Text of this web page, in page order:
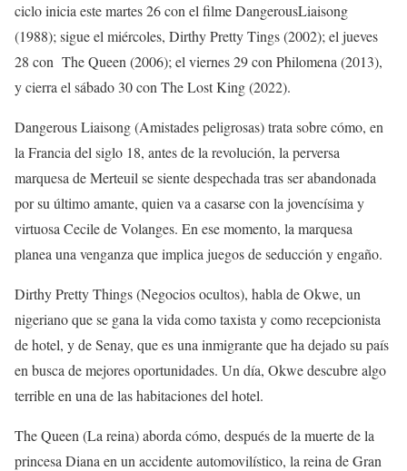
ciclo inicia este martes 26con el filmeDangerousLiaisong
(1988); sigue el miércoles, DirthyPrettyTings(2002); el jueves
28 con TheQueen (2006); el viernes29con Philomena (2013),
y cierra el sábado 30con TheLostKing(2022).
DangerousLiaisong(Amistades peligrosas) trata sobre cómo, en
la Francia del siglo 18, antes de la revolución, la perversa
marquesa deMerteuil se siente despechada tras ser abandonada
por su último amante, quien va a casarse con la jovencísima y
virtuosa CeciledeVolanges. En ese momento, la marquesa
planea una venganza que implica juegos de seducción y engaño.
DirthyPrettyThings(Negocios ocultos), habla deOkwe, un
nigeriano que se gana la vida como taxista y como recepcionista
de hotel, ydeSenay, quees una inmigrante que ha dejado su país
en busca de mejores oportunidades. Un día, Okwedescubre algo
terrible en una de las habitaciones del hotel.
TheQueen (La reina) aborda cómo, después de la muerte de la
princesa Diana en un accidente automovilístico, la reina de Gran